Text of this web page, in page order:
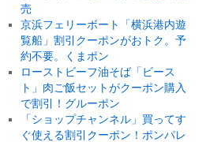
売
京浜フェリーボート「横浜港内遊
覧船」割引クーポンがおトク。予
約不要。くまポン
ローストビーフ油そば「ビース
ト」肉ご飯セットがクーポン購入
で割引！グルーポン
「ショップチャンネル」買ってす
ぐ使える割引クーポン！ポンパレ